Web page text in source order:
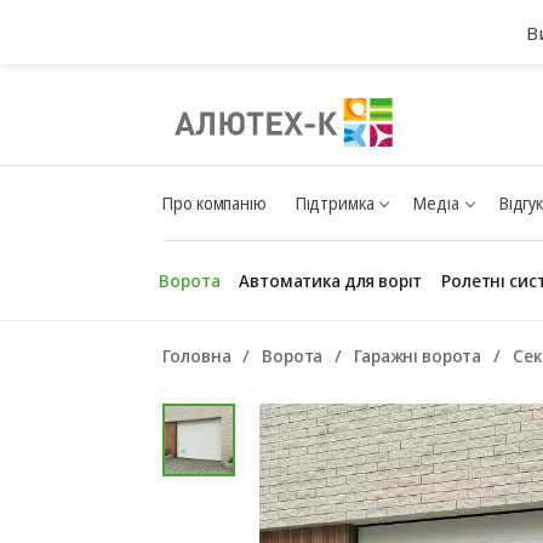
Про компанію Підтримка Медіа
Ворота Автоматика для воріт Ролетні
Головна Ворота Гаражні ворота